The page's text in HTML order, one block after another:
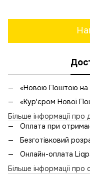
«Новою Поштою на
«Кур'єром Нової
Більше інформації про
Оплата при
Безготівковий
Онлайн-оплата
Більше інформації про